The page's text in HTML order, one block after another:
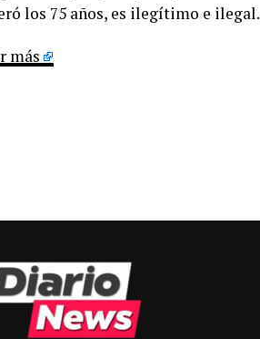
los 75 años, es ilegítimo e ilegal.
más